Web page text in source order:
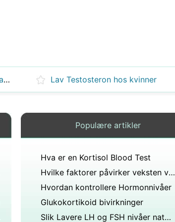
Problemer forårsaket av hormonubalanse Lav Testosteron hos kvinner
Populære artikler
Hva er en Kortisol Blood Test
Hvilke faktorer påvirker veksten ved siden av hormon?
Hvordan kontrollere Hormonnivåer
Glukokortikoid bivirkninger
Slik Lavere LH og FSH nivåer naturlig